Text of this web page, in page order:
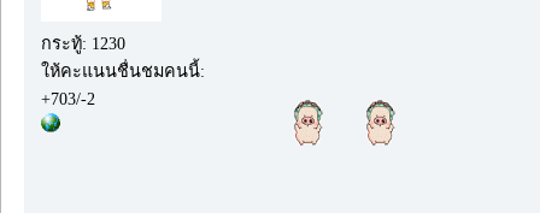
กระทู้: 1230
ให้คะแนนชื่นชมคนนี้:
+703/-2